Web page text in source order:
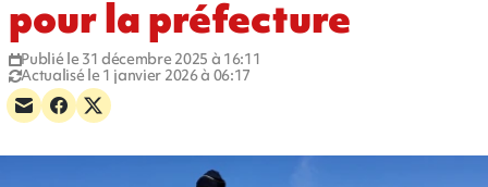
pour la préfecture
Publié le 31 décembre 2025 à 16:11
Actualisé le 1 janvier 2026 à 06:17